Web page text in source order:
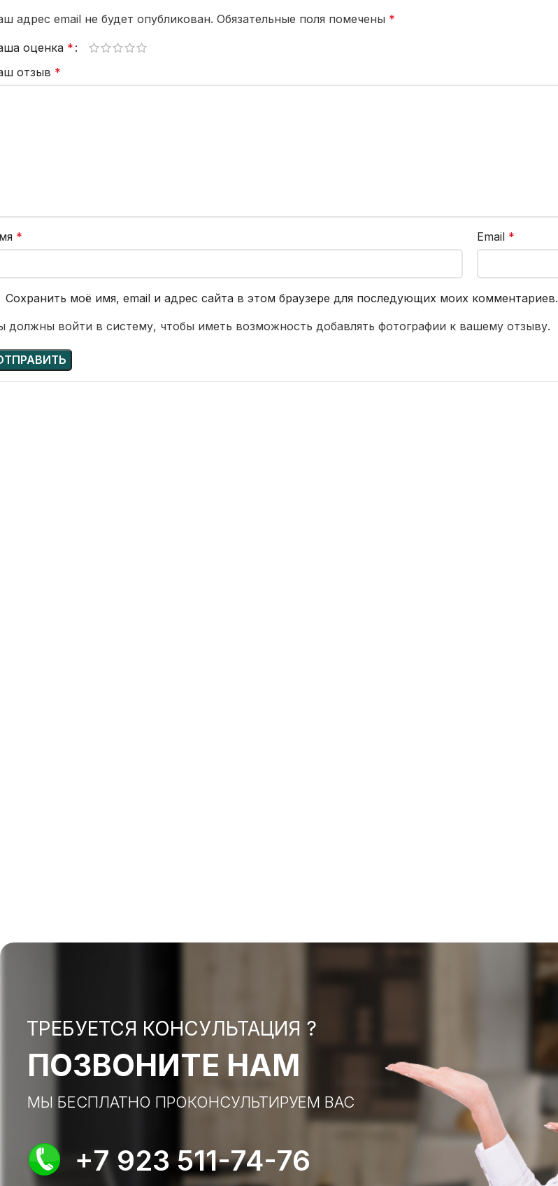
адрес email не будет опубликован. Обязательные поля помечены *
оценка *
отзыв *
* Email *
Сохранить моё имя, email и адрес сайта в этом браузере для последующих моих комментариев.
должны войти в систему, чтобы иметь возможность добавлять фотографии к вашему отзыву.
ТРЕБУЕТСЯ КОНСУЛЬТАЦИЯ ?
ПОЗВОНИТЕ НАМ
МЫ БЕСПЛАТНО ПРОКОНСУЛЬТИРУЕМ ВАС
+7 923 511-74-76